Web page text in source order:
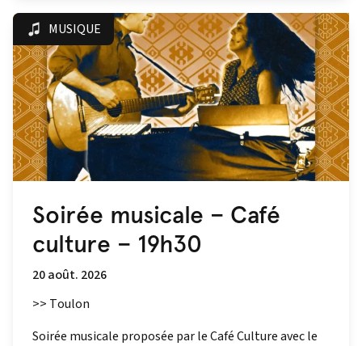
MUSIQUE
Soirée musicale – Café
culture – 19h30
20 août. 2026
>> Toulon
Soirée musicale proposée par le Café Culture avec le